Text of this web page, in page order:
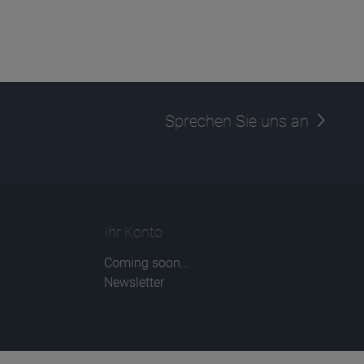
Sprechen Sie uns an
Ihr Konto
Coming soon...
Newsletter